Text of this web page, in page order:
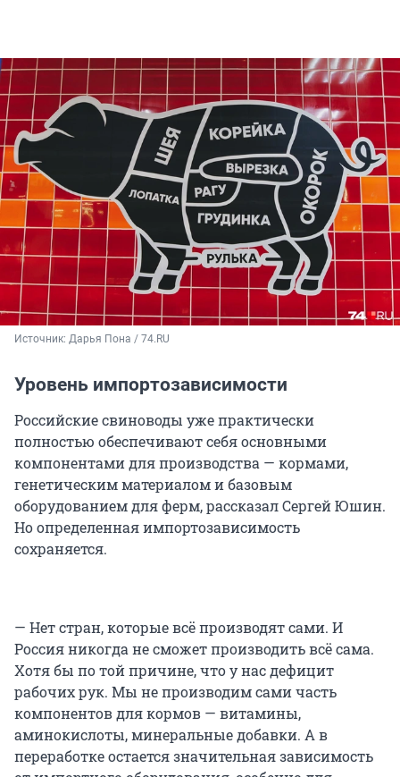
Источник: Дарья Пона / 74.RU
Уровень импортозависимости
Российские свиноводы уже практически
полностью обеспечивают себя основными
компонентами для производства — кормами,
генетическим материалом и базовым
оборудованием для ферм, рассказал Сергей Юшин.
Но определенная импортозависимость
сохраняется.
— Нет стран, которые всё производят сами. И
Россия никогда не сможет производить всё сама.
Хотя бы по той причине, что у нас дефицит
рабочих рук. Мы не производим сами часть
компонентов для кормов — витамины,
аминокислоты, минеральные добавки. А в
переработке остается значительная зависимость